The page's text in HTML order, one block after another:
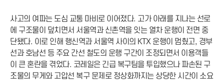
사고의 여파는 도심 교통 마비로 이어졌다. 고가 아래를 지나는 선로
에 구조물이 덮치면서 서울역과 신촌역을 잇는 열차 운행이 전면 중
단됐다. 이로 인해 행신역과 서울역 사이의 KTX 운행이 멈췄고, 경부
선과 호남선 등 주요 간선 철도의 운행 구간이 조정되면서 이용객들
이 큰 혼란을 겪었다. 코레일은 긴급 복구팀을 투입했으나 파손된 구
조물의 무게와 고압선 복구 문제로 정상화까지는 상당한 시간이 소요